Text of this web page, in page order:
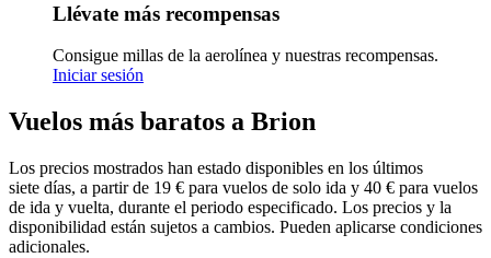
Llévate más recompensas
Consigue millas de la aerolínea y nuestras recompensas.
Iniciar sesión
Vuelos más baratos a Brion
Los precios mostrados han estado disponibles en los últimos
siete días, a partir de 19 € para vuelos de solo ida y 40 € para vuelos
de ida y vuelta, durante el periodo especificado. Los precios y la
disponibilidad están sujetos a cambios. Pueden aplicarse condiciones
adicionales.